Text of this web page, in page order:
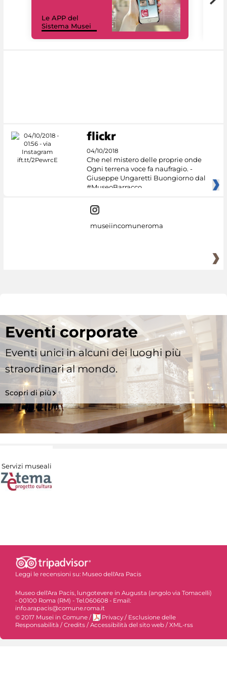
Le APP del
Sistema Musei
04/10/2018
Che nel mistero delle proprie onde
Ogni terrena voce fa naufragio. -
Giuseppe Ungaretti Buongiorno dal
#MuseoBarracco
museiincomuneroma
Eventi corporate
Eventi unici in alcuni dei luoghi più
straordinari al mondo.
Scopri di più
Servizi museali
Leggi le recensioni su: Museo dell'Ara Pacis
Museo dell'Ara Pacis, lungotevere in Augusta (angolo via Tomacelli)
- 00100 Roma (RM) - Tel.060608 - Email:
info.arapacis@comune.roma.it
© 2017 Musei in Comune / Privacy / Esclusione delle
Responsabilità / Credits / Accessibilità del sito web / XML-rss